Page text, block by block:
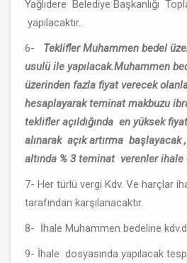
Yağlıdere Belediye Başkanlığı
yapılacaktır..
6- Teklifler Muhammen bedel
usulü ile yapılacak.Muhammen
üzerinden fazla fiyat verecek
hesaplayarak teminat makbuzu
teklifler açıldığında en yüksek
alınarak açık artırma başlayacak
altında % 3 teminat verenler ihale
7- Her türlü vergi Kdv. Ve harçlar
tarafından karşılanacaktır.
8- İhale Muhammen bedeline
9- İhale dosyasında yapılacak